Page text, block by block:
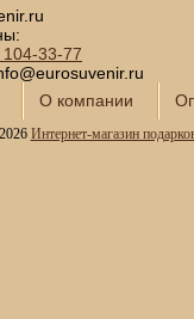
104-33-77
О компании
Интернет-магазин